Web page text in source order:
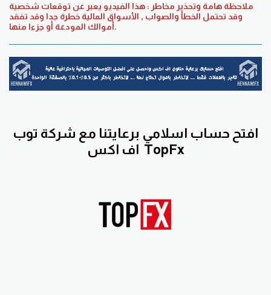
ملاحظة هامة وتحذير مخاطر : هذا الفيديو يعبر عن توقعات شخصية
وقد تحتمل الخطأ والصواب , الأسواق المالية خطرة جدا وقد تفقد
أموالك المودعة أو جزءا منها.
افتح حساب اسلامي برعايتنا مع شركة توب
اف اكس TopFx